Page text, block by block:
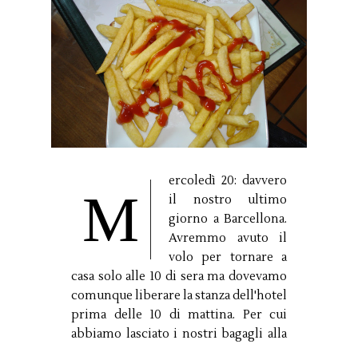
M
ercoledì 20: davvero
il nostro ultimo
giorno a Barcellona.
Avremmo avuto il
volo per tornare a
casa solo alle 10 di sera ma dovevamo
comunque liberare la stanza dell'hotel
prima delle 10 di mattina. Per cui
abbiamo lasciato i nostri bagagli alla